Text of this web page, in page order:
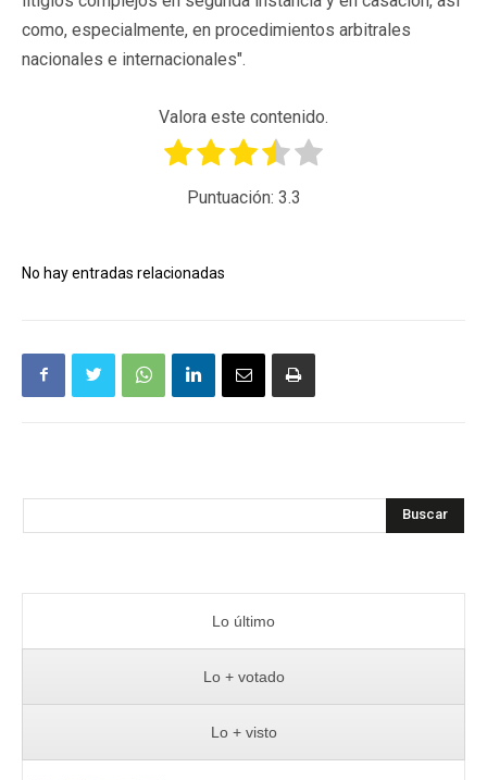
como, especialmente, en procedimientos arbitrales
nacionales e internacionales".
Valora este contenido.
Puntuación: 3.3
No hay entradas relacionadas
Buscar
Lo último
Lo + votado
Lo + visto